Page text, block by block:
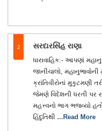
2 સરદારસિંહ રાણા
ધારાવાહિક:- આપણાં
જાનીચાલો,
ક્રાંતિવીરોનાં મુકુટમણી
જેમણે વિદેશની ધરતી પર
મહત્ત્વનો ભાગ ભજવ્યો
હિંદુતિથી ...Read More